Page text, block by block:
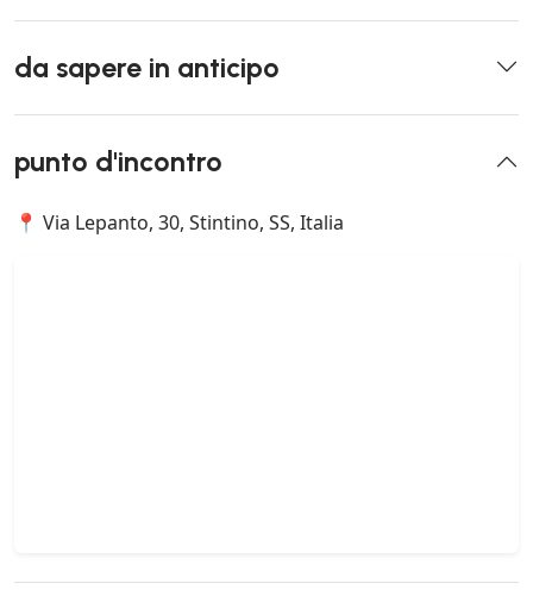
da sapere in anticipo
punto d'incontro
📍 Via Lepanto, 30, Stintino, SS, Italia